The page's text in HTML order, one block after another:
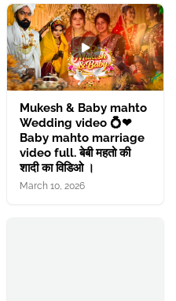
Mukesh & Baby mahto
Wedding video 💍❤
Baby mahto marriage
video full. बेबी महतो की
शादी का विडिओ ।
March 10, 2026